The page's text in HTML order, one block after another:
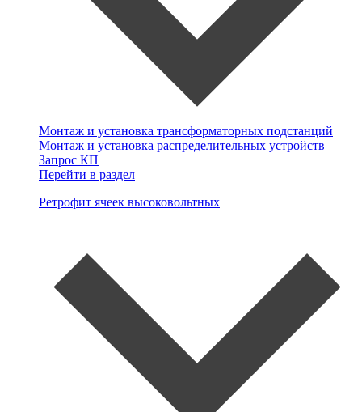
Монтаж и установка трансформаторных подстанций
Монтаж и установка распределительных устройств
Запрос КП
Перейти в раздел
Ретрофит ячеек высоковольтных